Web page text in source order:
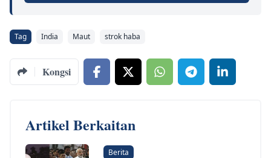
Tag India Maut strok haba
Kongsi
Artikel Berkaitan
Berita